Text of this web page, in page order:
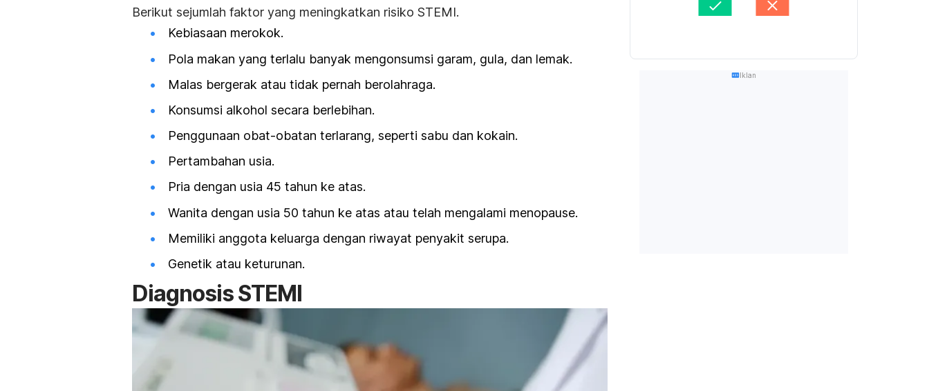
Berikut sejumlah faktor yang meningkatkan risiko STEMI.
Kebiasaan merokok.
Pola makan yang terlalu banyak mengonsumsi garam, gula, dan lemak.
Malas bergerak atau tidak pernah berolahraga.
Konsumsi alkohol secara berlebihan.
Penggunaan obat-obatan terlarang, seperti sabu dan kokain.
Pertambahan usia.
Pria dengan usia 45 tahun ke atas.
Wanita dengan usia 50 tahun ke atas atau telah mengalami menopause.
Memiliki anggota keluarga dengan riwayat penyakit serupa.
Genetik atau keturunan.
Diagnosis STEMI
Iklan